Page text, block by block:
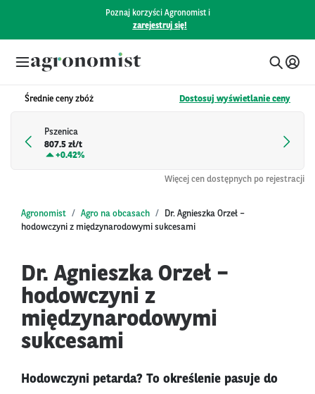
Poznaj korzyści Agronomist i
zarejestruj się!
Średnie ceny zbóż Dostosuj wyświetlanie ceny
Pszenica
807.5 zł/t
+0.42%
Więcej cen dostępnych po rejestracji
Agronomist Agro na obcasach
Dr. Agnieszka Orzeł –
hodowczyni z międzynarodowymi sukcesami
Dr. Agnieszka Orzeł –
hodowczyni z
międzynarodowymi
sukcesami
Hodowczyni petarda? To określenie pasuje do